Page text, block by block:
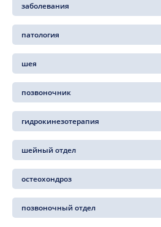
заболевания
патология
шея
позвоночник
гидрокинезотерапия
шейный отдел
остеохондроз
позвоночный отдел